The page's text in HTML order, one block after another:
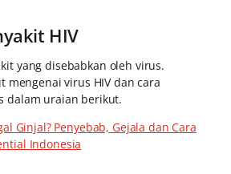
HIV
yang disebabkan oleh virus.
mengenai virus HIV dan cara
dalam uraian berikut.
Ginjal? Penyebab, Gejala dan Cara
Indonesia